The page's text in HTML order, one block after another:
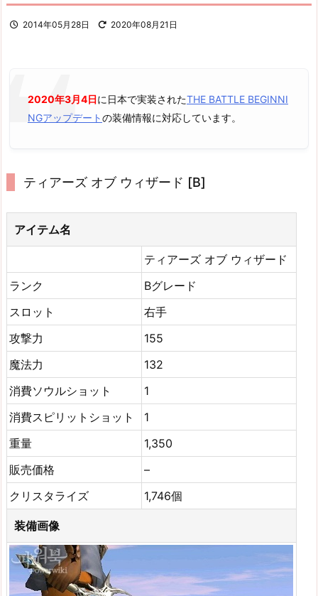
2014年05月28日 2020年08月21日
2020年3月4日に日本で実装されたTHE BATTLE BEGINNI
NGアップデートの装備情報に対応しています。
ティアーズ オブ ウィザード [B]
アイテム名
ティアーズ オブ ウィザード
ランク
Bグレード
スロット
右手
攻撃力
155
魔法力
132
消費ソウルショット
1
消費スピリットショット
1
重量
1,350
販売価格
–
クリスタライズ
1,746個
装備画像